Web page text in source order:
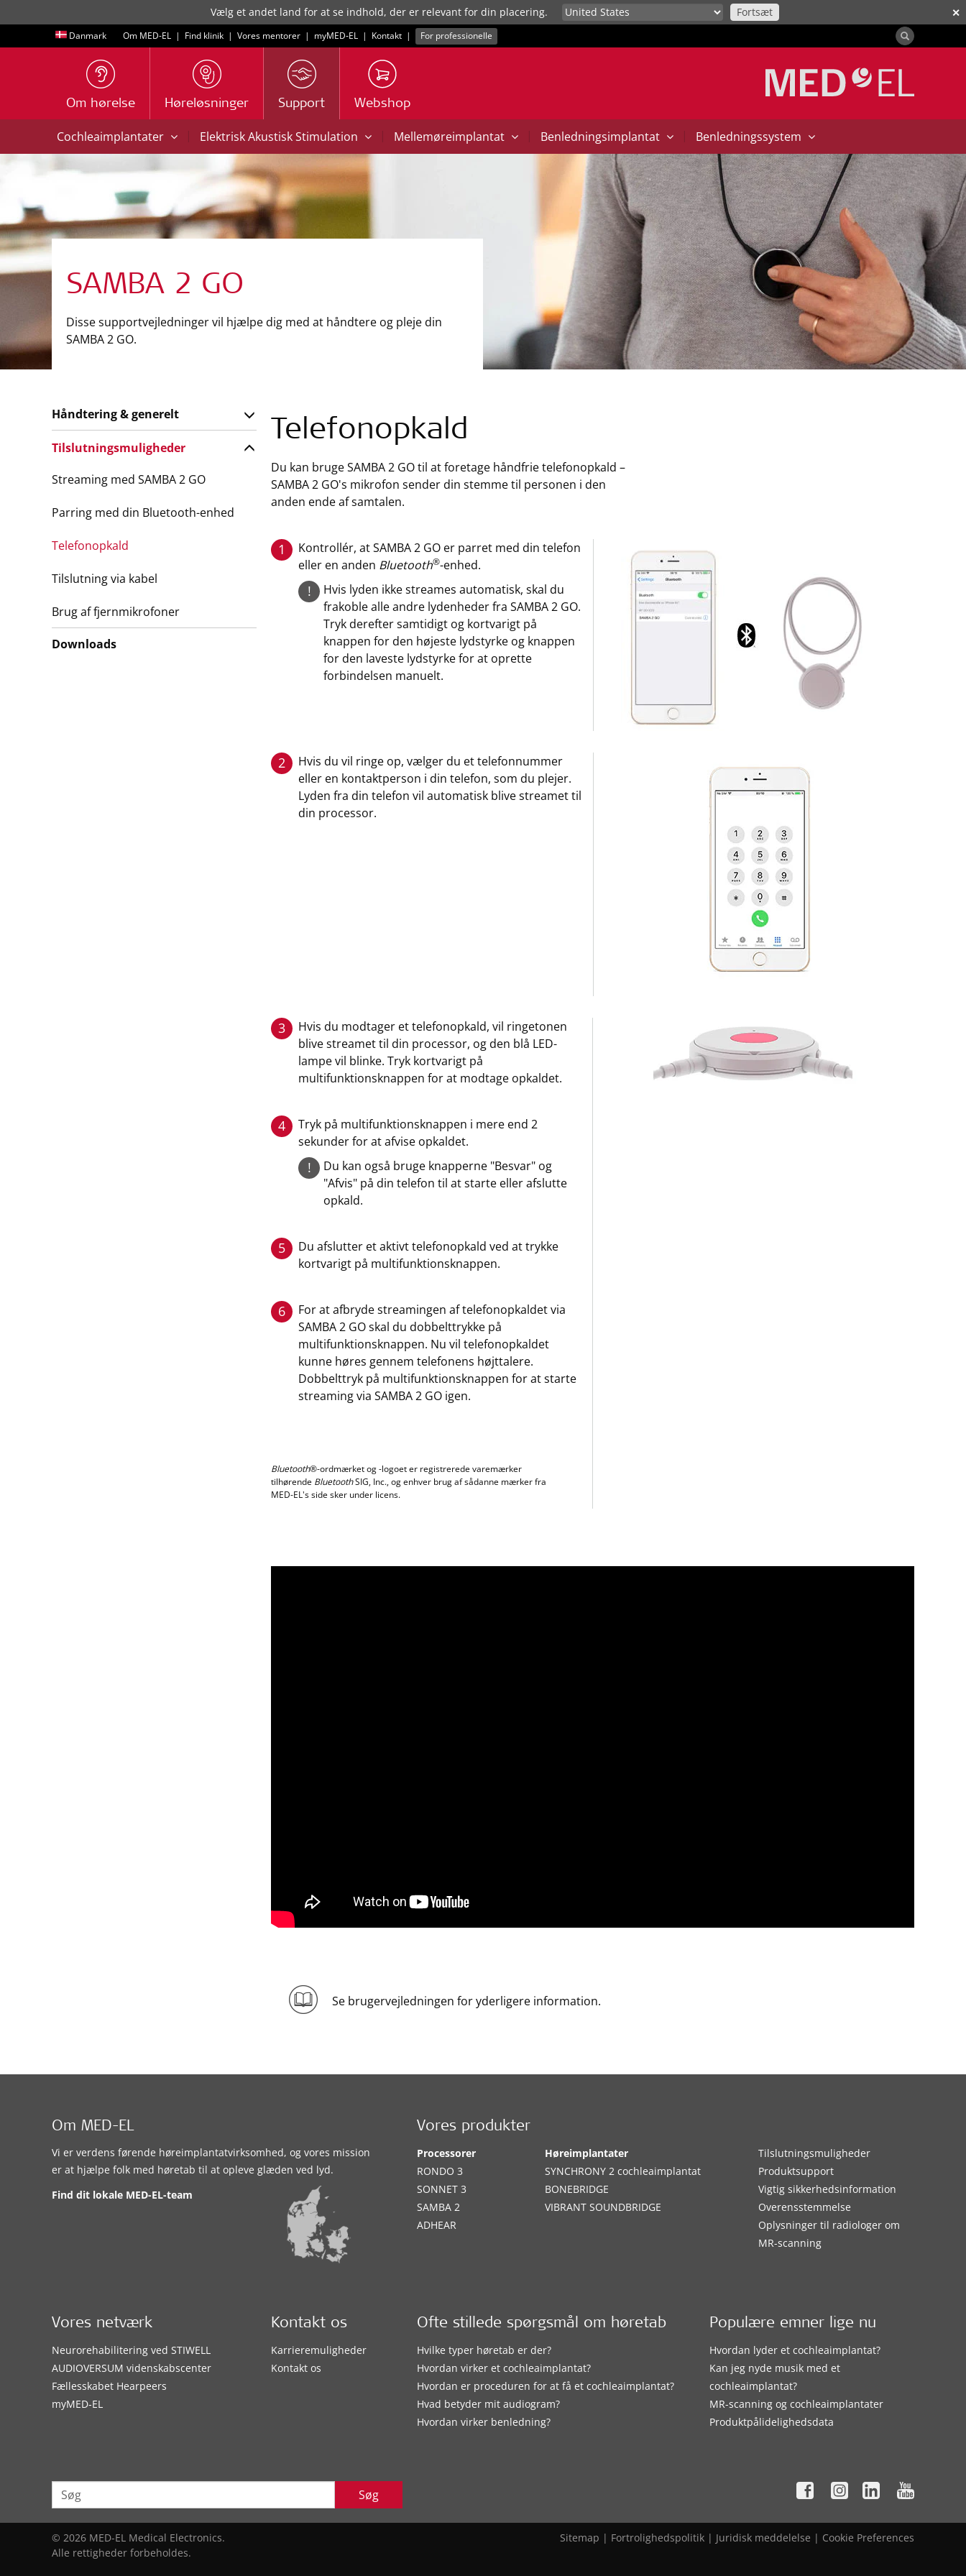
✕
Vælg et andet land for at se indhold, der er relevant for din placering. Fortsæt
Danmark Om MED-EL | Find klinik | Vores mentorer | myMED‑EL | Kontakt | For professionelle
Om hørelse Høreløsninger Support Webshop
Cochleaimplantater | Elektrisk Akustisk Stimulation | Mellemøreimplantat | Benledningsimplantat | Benledningssystem
SAMBA 2 GO
Disse supportvejledninger vil hjælpe dig med at håndtere og pleje din
SAMBA 2 GO.
Telefonopkald
Du kan bruge SAMBA 2 GO til at foretage håndfrie telefonopkald –
SAMBA 2 GO's mikrofon sender din stemme til personen i den
anden ende af samtalen.
1
Kontrollér, at SAMBA 2 GO er parret med din telefon
eller en anden Bluetooth®-enhed.
!
Hvis lyden ikke streames automatisk, skal du
frakoble alle andre lydenheder fra SAMBA 2 GO.
Tryk derefter samtidigt og kortvarigt på
knappen for den højeste lydstyrke og knappen
for den laveste lydstyrke for at oprette
forbindelsen manuelt.
2
Hvis du vil ringe op, vælger du et telefonnummer
eller en kontaktperson i din telefon, som du plejer.
Lyden fra din telefon vil automatisk blive streamet til
din processor.
3
Hvis du modtager et telefonopkald, vil ringetonen
blive streamet til din processor, og den blå LED-
lampe vil blinke. Tryk kortvarigt på
multifunktionsknappen for at modtage opkaldet.
4
Tryk på multifunktionsknappen i mere end 2
sekunder for at afvise opkaldet.
!
Du kan også bruge knapperne "Besvar" og
"Afvis" på din telefon til at starte eller afslutte
opkald.
5
Du afslutter et aktivt telefonopkald ved at trykke
kortvarigt på multifunktionsknappen.
6
For at afbryde streamingen af telefonopkaldet via
SAMBA 2 GO skal du dobbelttrykke på
multifunktionsknappen. Nu vil telefonopkaldet
kunne høres gennem telefonens højttalere.
Dobbelttryk på multifunktionsknappen for at starte
streaming via SAMBA 2 GO igen.
Bluetooth®-ordmærket og -logoet er registrerede varemærker
tilhørende BluetoothSIG, Inc., og enhver brug af sådanne mærker fra
MED-EL's side sker under licens.
Se brugervejledningen for yderligere information.
Håndtering & generelt
Tilslutningsmuligheder
Streaming med SAMBA 2 GO
Parring med din Bluetooth-enhed
Telefonopkald
Tilslutning via kabel
Brug af fjernmikrofoner
Downloads
Om MED-EL
Vi er verdens førende høreimplantatvirksomhed, og vores mission
er at hjælpe folk med høretab til at opleve glæden ved lyd.
Find dit lokale MED-EL-team
Vores produkter
Processorer
RONDO 3
SONNET 3
SAMBA 2
ADHEAR
Høreimplantater
SYNCHRONY 2 cochleaimplantat
BONEBRIDGE
VIBRANT SOUNDBRIDGE
Tilslutningsmuligheder
Produktsupport
Vigtig sikkerhedsinformation
Overensstemmelse
Oplysninger til radiologer om
MR-scanning
Ofte stillede spørgsmål om høretab
Hvilke typer høretab er der?
Hvordan virker et cochleaimplantat?
Hvordan er proceduren for at få et cochleaimplantat?
Hvad betyder mit audiogram?
Hvordan virker benledning?
Populære emner lige nu
Hvordan lyder et cochleaimplantat?
Kan jeg nyde musik med et
cochleaimplantat?
MR-scanning og cochleaimplantater
Produktpålidelighedsdata
Vores netværk
Neurorehabilitering ved STIWELL
AUDIOVERSUM videnskabscenter
Fællesskabet Hearpeers
myMED‑EL
Kontakt os
Karrieremuligheder
Kontakt os
Søg
© 2026 MED-EL Medical Electronics.
Alle rettigheder forbeholdes.
Sitemap | Fortrolighedspolitik | Juridisk meddelelse | Cookie Preferences